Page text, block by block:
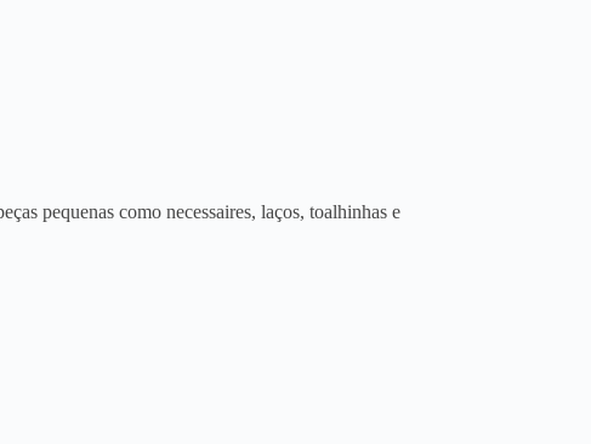
pequenas como necessaires, laços, toalhinhas e